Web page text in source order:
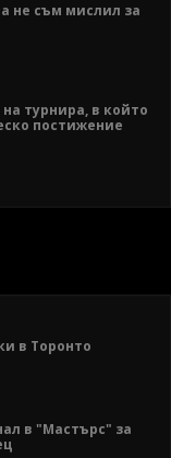
не съм мислил за
турнира, в който
постижение
в Торонто
в "Мастърс" за